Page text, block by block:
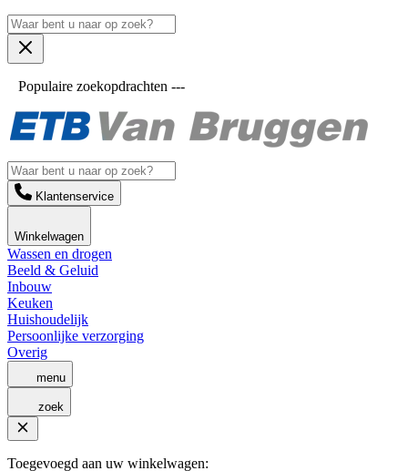
Populaire zoekopdrachten ---
Klantenservice
Winkelwagen
Wassen en drogen
Beeld & Geluid
Inbouw
Keuken
Huishoudelijk
Persoonlijke verzorging
Overig
menu
zoek
Toegevoegd aan uw winkelwagen: